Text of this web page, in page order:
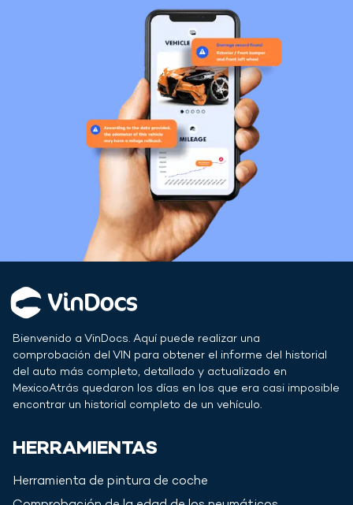
Bienvenido a VinDocs. Aquí puede realizar una
comprobación del VIN para obtener el informe del historial
del auto más completo, detallado y actualizado en
MexicoAtrás quedaron los días en los que era casi imposible
encontrar un historial completo de un vehículo.
HERRAMIENTAS
Herramienta de pintura de coche